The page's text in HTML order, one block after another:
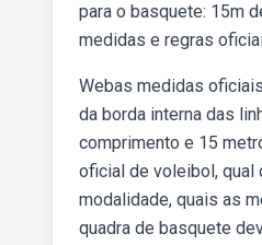
para o basquete: 15m
medidas e regras
Webas medidas
da borda interna das
comprimento e 15
oficial de voleibol, qual
modalidade, quais as
quadra de basquete